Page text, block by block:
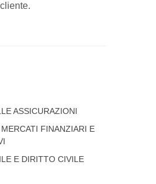
ASSICURAZIONI
FINANZIARI E
E DIRITTO CIVILE